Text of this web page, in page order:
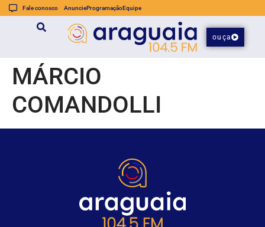
Fale conosco AnuncieProgramaçãoEquipe
ouça
MÁRCIO
COMANDOLLI